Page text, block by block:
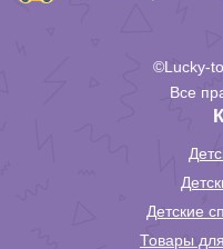
©Lucky-
Все
Детские
Товары